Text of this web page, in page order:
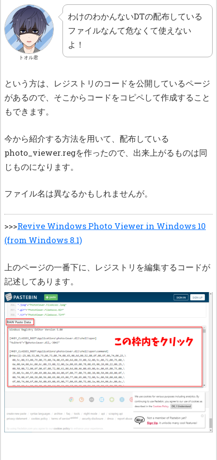
トオル君
わけのわかんないDTの配布している
ファイルなんて危なくて使えない
よ！
という方は、レジストリのコードを公開しているページ
があるので、そこからコードをコピペして作成すること
もできます。
今から紹介する方法を用いて、配布している
photo_viewer.regを作ったので、出来上がるものは同
じものになります。
ファイル名は異なるかもしれませんが。
>>>Revive Windows Photo Viewer in Windows 10
(from Windows 8.1)
上のページの一番下に、レジストリを編集するコードが
記述してあります。